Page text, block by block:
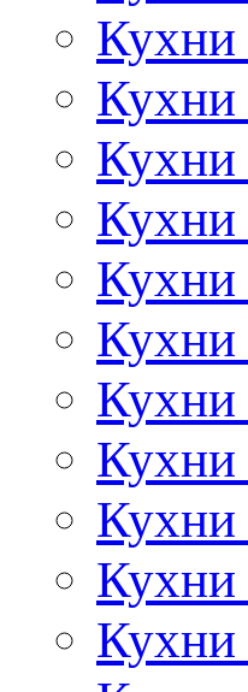
Кухни
Кухни
Кухни
Кухни
Кухни
Кухни
Кухни
Кухни
Кухни
Кухни
Кухни